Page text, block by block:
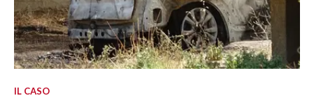
IL CASO